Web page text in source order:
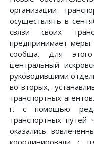
организации
осуществлять в
связи своих
предпринимает меры
сообща. Для
центральный
руководившими
во-вторых,
транспортных
г. с помощью
транспортных
оказались